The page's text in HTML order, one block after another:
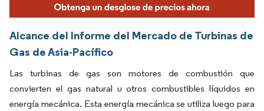
Alcance del Informe del Mercado de Turbinas de
Gas de Asia-Pacífico
Las turbinas de gas son motores de combustión que
convierten el gas natural u otros combustibles líquidos en
energía mecánica. Esta energía mecánica se utiliza luego para